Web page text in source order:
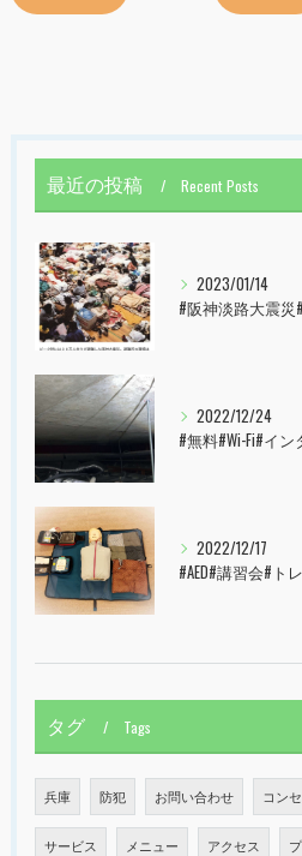
最近の投稿 Recent Posts
2023/01/14
2022/12/24
2022/12/17
タグ Tags
兵庫 防犯 お問い合わせ コン
サービス メニュー アクセス